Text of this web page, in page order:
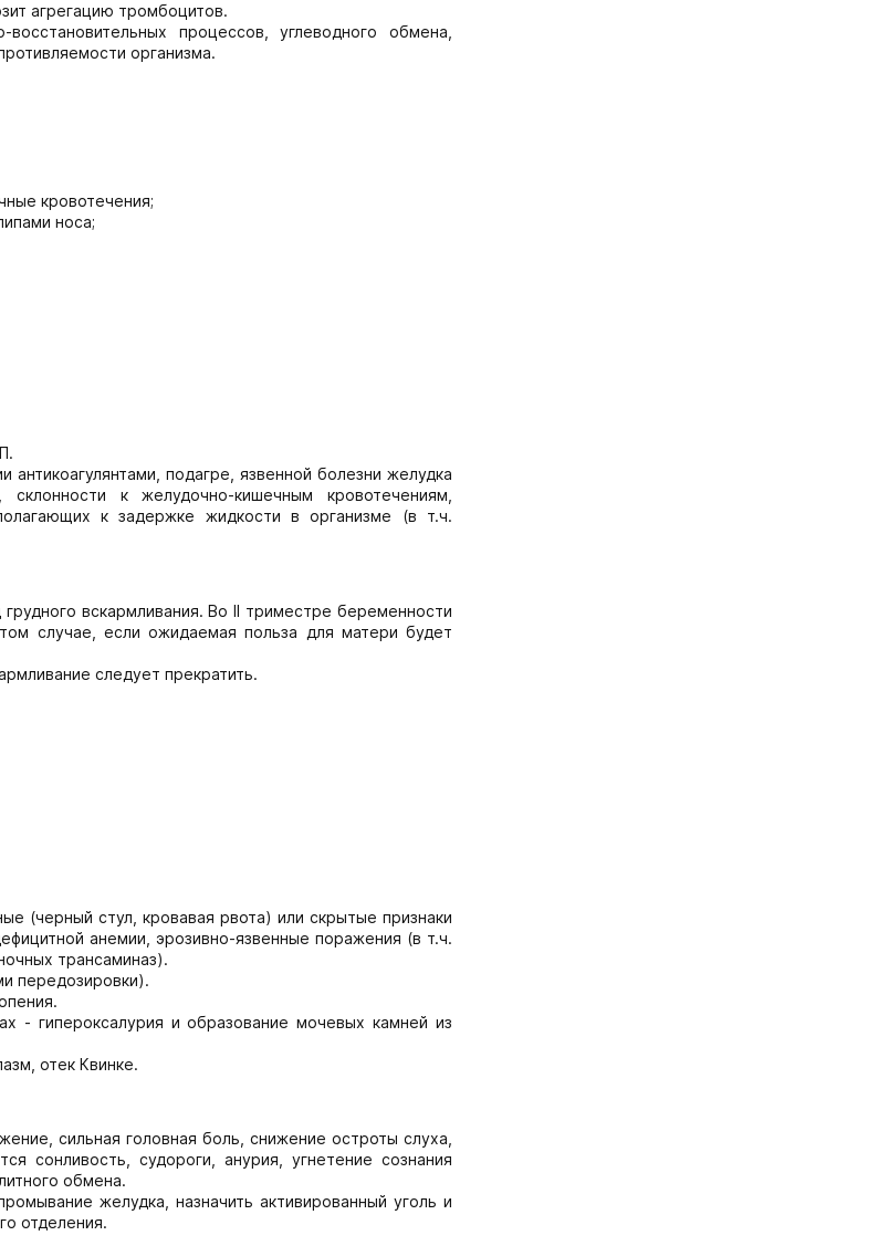
агрегацию тромбоцитов.
процессов, углеводного обмена,
организма.
кровотечения;
носа;
подагре, язвенной болезни желудка
к желудочно-кишечным кровотечениям,
к задержке жидкости в организме (в т.ч.
вскармливания. Во II триместре беременности
случае, если ожидаемая польза для матери будет
следует прекратить.
(черный стул, кровавая рвота) или скрытые признаки
анемии, эрозивно-язвенные поражения (в т.ч.
трансаминаз).
передозировки).
- гипероксалурия и образование мочевых камней из
отек Квинке.
сильная головная боль, снижение остроты слуха,
сонливость, судороги, анурия, угнетение сознания
обмена.
желудка, назначить активированный уголь и
отделения.